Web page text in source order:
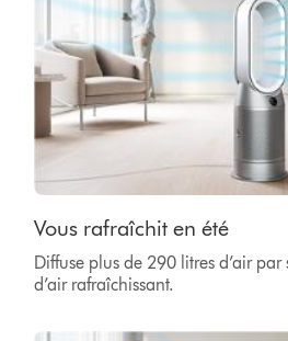
Vous rafraîchit en été
Diffuse plus de 290 litres d’air
d’air rafraîchissant.